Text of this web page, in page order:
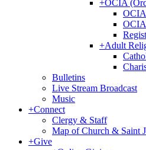
+OCIA
+Adult
Bulletins
Live Stream Broadcast
Music
+Connect
Clergy & Staff
Map of Church & Saint
+Give